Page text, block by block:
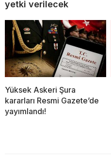
yetki verilecek
Yüksek Askeri Şura
kararları Resmi Gazete’de
yayımlandı!